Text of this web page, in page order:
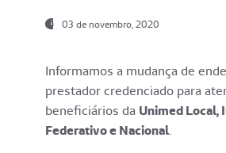
03 de novembro, 2020
Informamos a mudança de
prestador credenciado para
beneficiários da Unimed Local,
Federativo e Nacional.